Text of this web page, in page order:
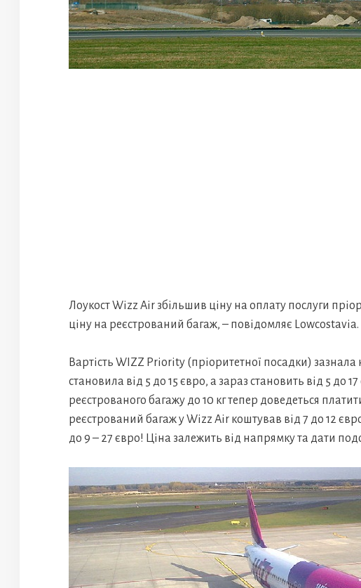
Лоукост Wizz Air збільшив ціну на оплату послуги
ціну на реєстрований багаж, – повідомляє Lowcostavia.
Вартість WIZZ Priority (пріоритетної посадки)
становила від 5 до 15 євро, а зараз становить від 5 до
реєстрованого багажу до 10 кг тепер доведеться
реєстрований багаж у Wizz Air коштував від 7 до 12
до 9 – 27 євро! Ціна залежить від напрямку та дати